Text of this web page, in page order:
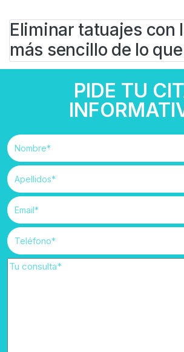
Eliminar tatuajes con
más sencillo de lo
2 DE JULIO DE 2025
Dermatología #eliminar tatuajes #
PIDE TU